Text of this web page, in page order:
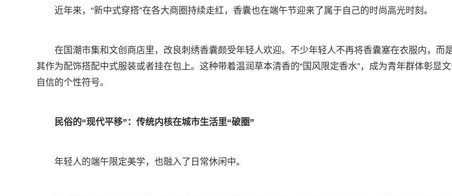
近年来，“新中式穿搭”在各大商圈持续走红，香囊也在端午节迎来了属于自己的时尚高光时刻。
在国潮市集和文创商店里，改良刺绣香囊颇受年轻人欢迎。不少年轻人不再将香囊塞在衣服内，而
其作为配饰搭配中式服装或者挂在包上。这种带着温润草本清香的“国风限定香水”，成为青年群体彰显
自信的个性符号。
民俗的“现代平移”：传统内核在城市生活里“破圈”
年轻人的端午限定美学，也融入了日常休闲中。